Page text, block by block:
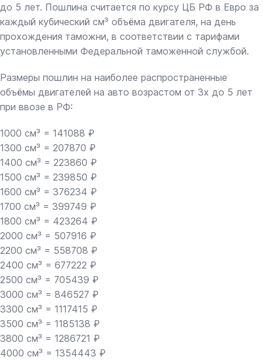
до 5 лет. Пошлина считается по курсу ЦБ РФ в Евро за
каждый кубический см³ объёма двигателя, на день
прохождения таможни, в соответствии с тарифами
установленными Федеральной таможенной службой.
Размеры пошлин на наиболее распространенные
объёмы двигателей на авто возрастом от 3х до 5 лет
при ввозе в РФ:
1000 см³ = 141088 ₽
1300 см³ = 207870 ₽
1400 см³ = 223860 ₽
1500 см³ = 239850 ₽
1600 см³ = 376234 ₽
1700 см³ = 399749 ₽
1800 см³ = 423264 ₽
2000 см³ = 507916 ₽
2200 см³ = 558708 ₽
2400 см³ = 677222 ₽
2500 см³ = 705439 ₽
3000 см³ = 846527 ₽
3300 см³ = 1117415 ₽
3500 см³ = 1185138 ₽
3800 см³ = 1286721 ₽
4000 см³ = 1354443 ₽